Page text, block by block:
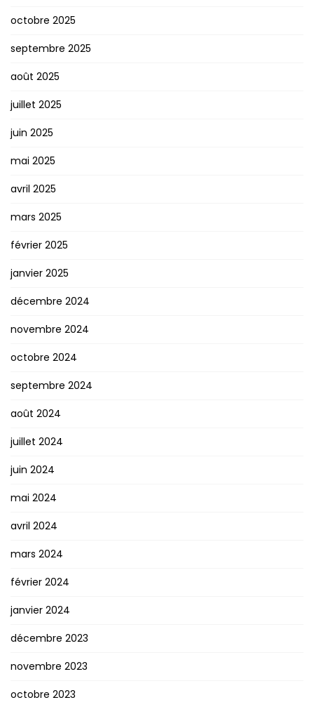
octobre 2025
septembre 2025
août 2025
juillet 2025
juin 2025
mai 2025
avril 2025
mars 2025
février 2025
janvier 2025
décembre 2024
novembre 2024
octobre 2024
septembre 2024
août 2024
juillet 2024
juin 2024
mai 2024
avril 2024
mars 2024
février 2024
janvier 2024
décembre 2023
novembre 2023
octobre 2023